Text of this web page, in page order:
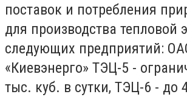
поставок и потребления
для производства тепловой
следующих предприятий:
«Киевэнерго» ТЭЦ-5 -
тыс. куб. в сутки, ТЭЦ-6 - до